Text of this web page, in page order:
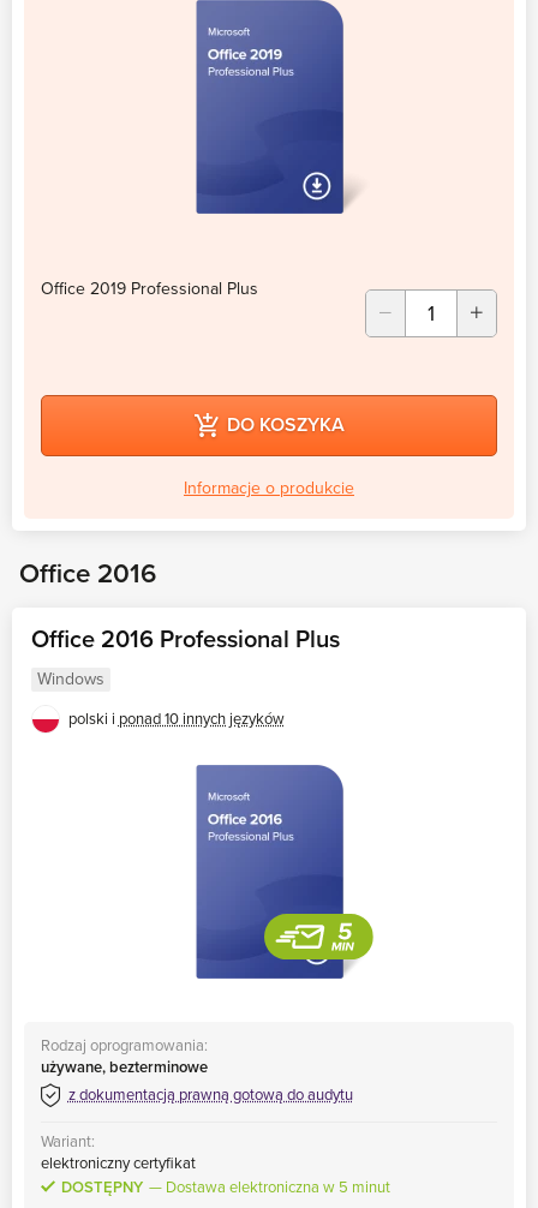
Office 2019 Professional Plus
DO KOSZYKA
Informacje o produkcie
Office 2016
Office 2016 Professional Plus
Windows
polski i ponad 10 innych języków
Rodzaj oprogramowania:
używane, bezterminowe
z dokumentacją prawną gotową do audytu
Wariant:
elektroniczny certyfikat
DOSTĘPNY
Dostawa elektroniczna w 5 minut